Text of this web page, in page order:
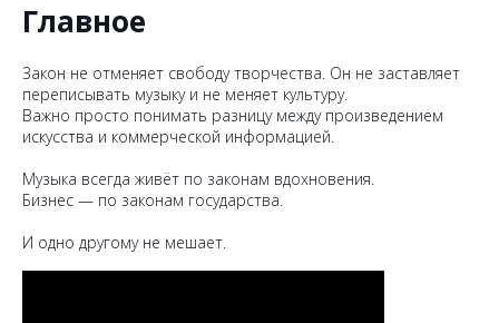
Главное
Закон не отменяет свободу творчества. Он не заставляет
переписывать музыку и не меняет культуру.
Важно просто понимать разницу между произведением
искусства и коммерческой информацией.
Музыка всегда живёт по законам вдохновения.
Бизнес — по законам государства.
И одно другому не мешает.